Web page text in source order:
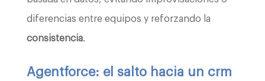
diferencias entre equipos y reforzando la
consistencia.
Agentforce: el salto hacia un crm